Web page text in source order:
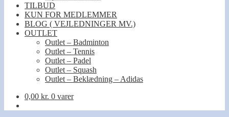
TILBUD
KUN FOR MEDLEMMER
BLOG ( VEJLEDNINGER MV.)
OUTLET
Outlet – Badminton
Outlet – Tennis
Outlet – Padel
Outlet – Squash
Outlet – Beklædning – Adidas
0,00 kr. 0 varer